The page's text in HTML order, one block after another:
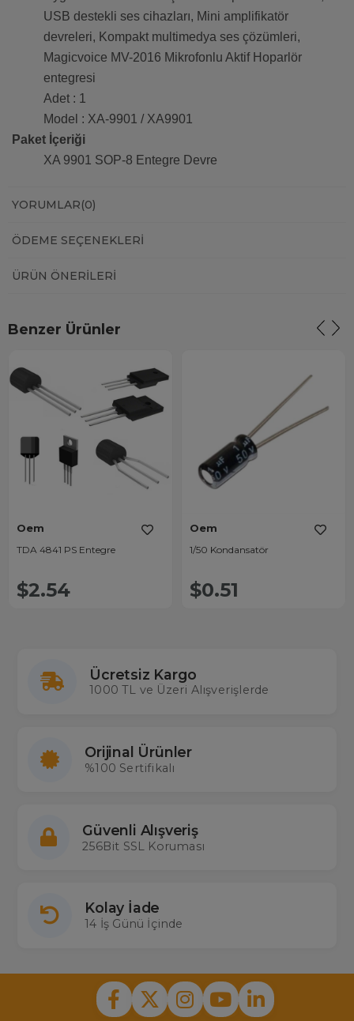
USB destekli ses cihazları, Mini amplifikatör
devreleri, Kompakt multimedya ses çözümleri,
Magicvoice MV-2016 Mikrofonlu Aktif Hoparlör
entegresi
Adet : 1
Model : XA-9901 / XA9901
Paket İçeriği
XA 9901 SOP-8 Entegre Devre
YORUMLAR(0)
ÖDEME SEÇENEKLERI
ÜRÜN ÖNERILERI
Benzer Ürünler
Oem
TDA 4841 PS Entegre
$2.54
Oem
1/50 Kondansatör
$0.51
Ücretsiz Kargo
1000 TL ve Üzeri Alışverişlerde
Orijinal Ürünler
%100 Sertifikalı
Güvenli Alışveriş
256Bit SSL Koruması
Kolay İade
14 İş Günü İçinde